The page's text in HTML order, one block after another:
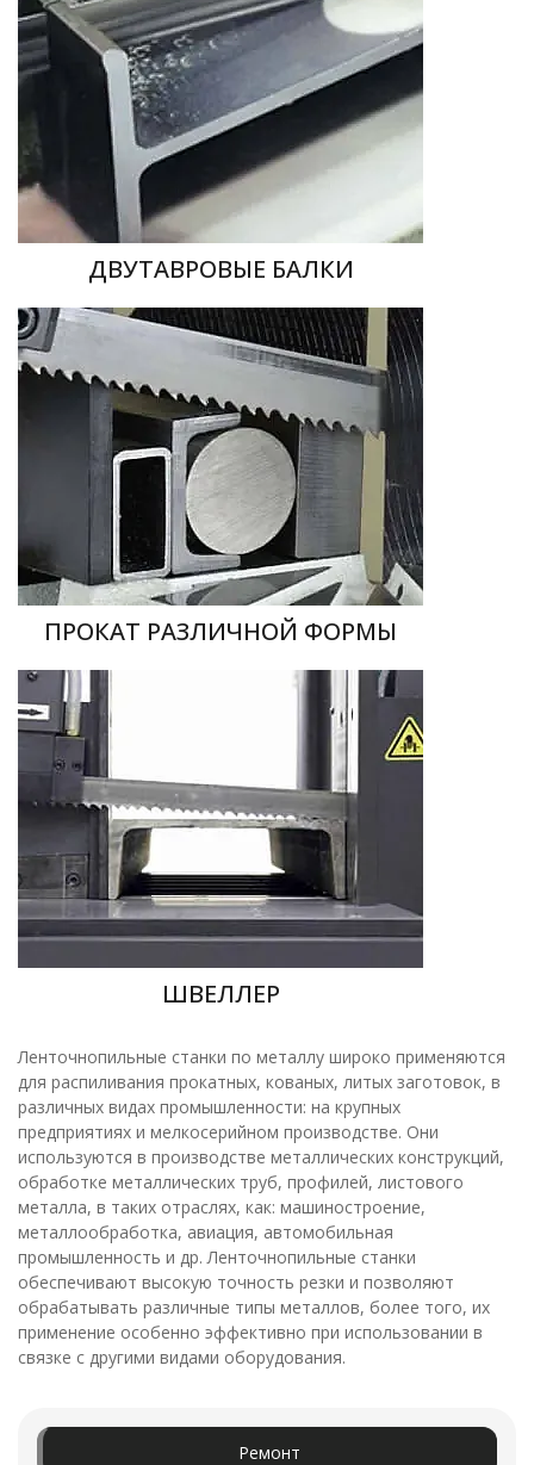
ДВУТАВРОВЫЕ БАЛКИ
ПРОКАТ РАЗЛИЧНОЙ ФОРМЫ
ШВЕЛЛЕР
Ленточнопильные станки по металлу широко применяются
для распиливания прокатных, кованых, литых заготовок, в
различных видах промышленности: на крупных
предприятиях и мелкосерийном производстве. Они
используются в производстве металлических конструкций,
обработке металлических труб, профилей, листового
металла, в таких отраслях, как: машиностроение,
металлообработка, авиация, автомобильная
промышленность и др. Ленточнопильные станки
обеспечивают высокую точность резки и позволяют
обрабатывать различные типы металлов, более того, их
применение особенно эффективно при использовании в
связке с другими видами оборудования.
Ремонт